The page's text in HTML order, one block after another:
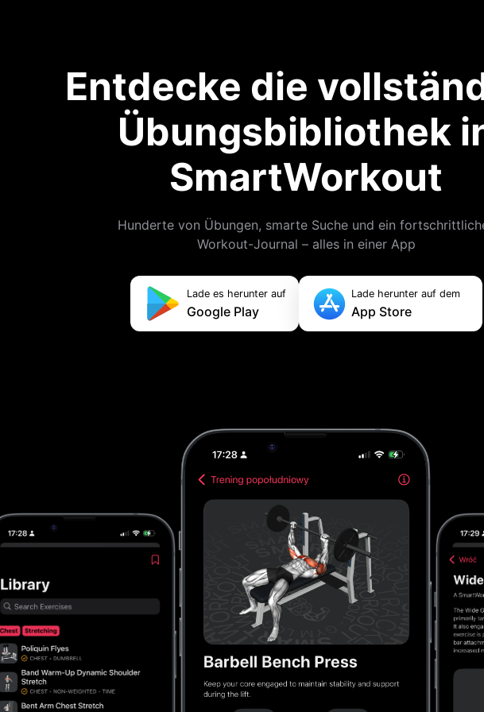
Entdecke die
Übungsbibliothek
SmartWorkout
Hunderte von Übungen, smarte Suche und ein
Workout-Journal – alles in einer App
Lade es herunter auf
Google Play
Lade herunter auf dem
App Store